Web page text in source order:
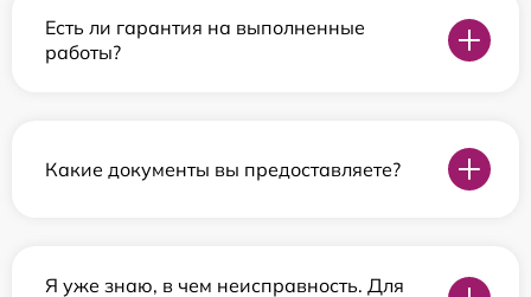
Есть ли гарантия на выполненные
работы?
Какие документы вы предоставляете?
Я уже знаю, в чем неисправность. Для